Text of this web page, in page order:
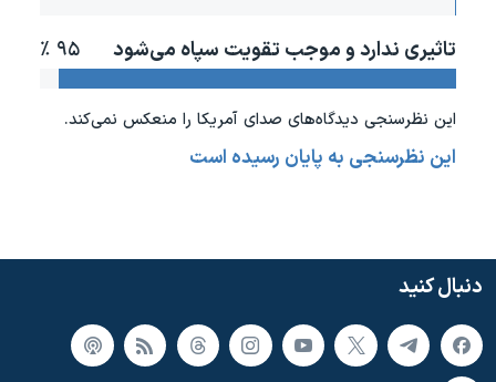
اسرائیل در جنگ
آرشیو پخش زنده
ورزش زنان در ایران
مجموعه مستندهای دادخواهی
اعتراضات مردمی آبان ۹۸
زبانهای مختلف
تاثیری ندارد و موجب تقویت سپاه می‌شود ۹۵ ٪
این نظرسنجی دیدگاه‌های صدای آمريکا را منعکس نمی‌کند.
این نظرسنجی به پایان رسیده است
دنبال کنید